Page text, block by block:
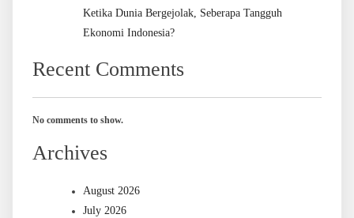
Ketika Dunia Bergejolak, Seberapa Tangguh
Ekonomi Indonesia?
Recent Comments
No comments to show.
Archives
August 2026
July 2026